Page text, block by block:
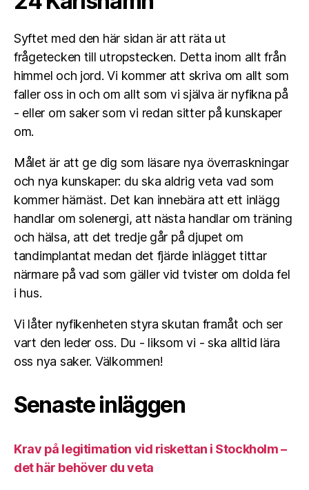
Syftet med den här sidan är att räta ut
frågetecken till utropstecken. Detta inom allt från
himmel och jord. Vi kommer att skriva om allt som
faller oss in och om allt som vi själva är nyfikna på
- eller om saker som vi redan sitter på kunskaper
om.
Målet är att ge dig som läsare nya överraskningar
och nya kunskaper: du ska aldrig veta vad som
kommer härnäst. Det kan innebära att ett inlägg
handlar om solenergi, att nästa handlar om träning
och hälsa, att det tredje går på djupet om
tandimplantat medan det fjärde inlägget tittar
närmare på vad som gäller vid tvister om dolda fel
i hus.
Vi låter nyfikenheten styra skutan framåt och ser
vart den leder oss. Du - liksom vi - ska alltid lära
oss nya saker. Välkommen!
Senaste inläggen
Krav på legitimation vid riskettan i Stockholm –
det här behöver du veta